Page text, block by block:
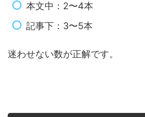
本文中：2〜4本
記事下：3〜5本
迷わせない数が正解です。